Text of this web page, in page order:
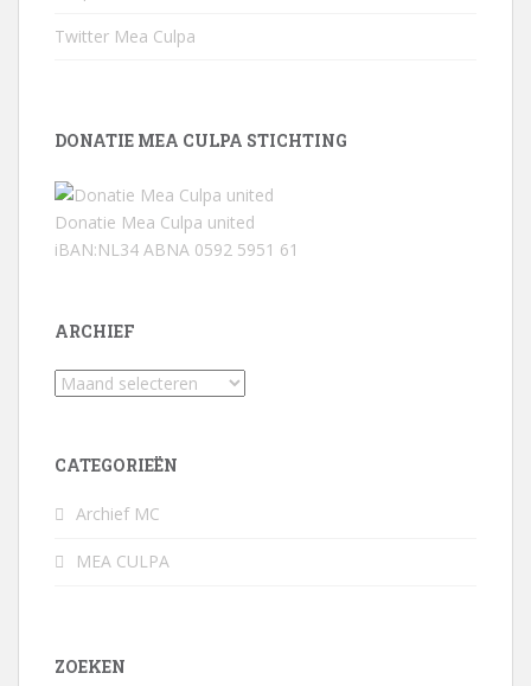
Twitter Mea Culpa
DONATIE MEA CULPA STICHTING
Donatie Mea Culpa united
iBAN:NL34 ABNA 0592 5951 61
ARCHIEF
Archief
CATEGORIEËN
Archief MC
MEA CULPA
ZOEKEN